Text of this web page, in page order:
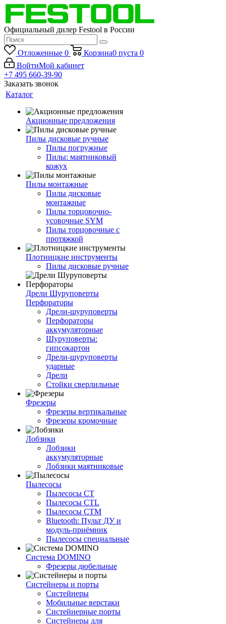
Официальный дилер Festool в России
Отложенные 0 Корзина0 пуста 0
ВойтиМой кабинет
+7 495 660-39-90
Заказать звонок
Каталог
Акционные предложения
Пилы дисковые ручные
Пилы погружные
Пилы: маятниковый
кожух
Пилы монтажные
Пилы дисковые
монтажные
Пилы торцовочно-
усовочные SYM
Пилы торцовочные с
протяжкой
Плотницкие инструменты
Пилы дисковые ручные
Дрели Шуруповерты
Перфораторы
Дрели-шуруповерты
Перфораторы
аккумуляторные
Шуруповерты:
гипсокартон
Дрели-шуруповерты
ударные
Дрели
Стойки сверлильные
Фрезеры
Фрезеры вертикальные
Фрезеры кромочные
Лобзики
Лобзики
аккумуляторные
Лобзики маятниковые
Пылесосы
Пылесосы CT
Пылесосы CTL
Пылесосы CTM
Bluetooth: Пульт ДУ и
модуль-приёмник
Пылесосы специальные
Система DOMINO
Фрезеры дюбельные
Систейнеры и порты
Систейнеры
Мобильные верстаки
Систейнерные порты
Систейнеры для